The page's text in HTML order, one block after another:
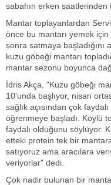
sabahın erken saatlerinden
Mantar toplayanlardan
önce bu mantarı yemek için
sonra satmaya
kuzu göbeği mantarı
mantar sezonu boyunca
İdris Akça, "Kuzu göbeği
10'unda başlıyor, nisan
sağlık açısından çok
öğrenmeye başladı. Köylü
faydalı olduğunu söylüyor.
etteki protein tek bir
satıyoruz ama aracılara
veriyorlar" dedi.
Çok nadir bulunan bir